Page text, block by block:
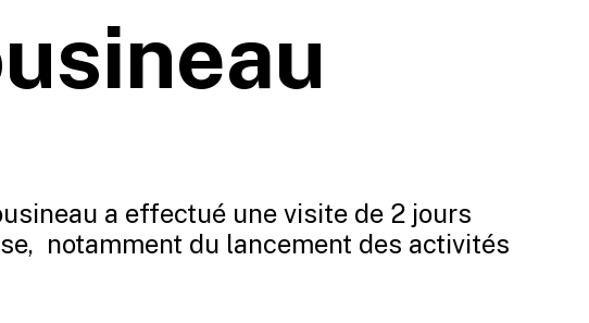
a effectué une visite de 2 jours
notamment du lancement des activités